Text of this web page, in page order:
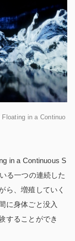
in a Continuo
in a Continuous S
る一つの連続した
ら、増殖していく
に身体ごと没入
することができ